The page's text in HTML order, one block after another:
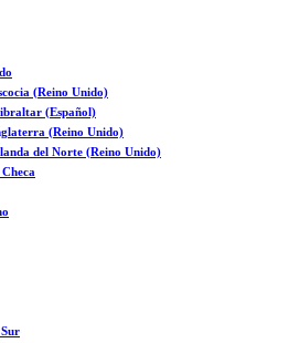
(Reino Unido)
(Español)
(Reino Unido)
del Norte (Reino Unido)